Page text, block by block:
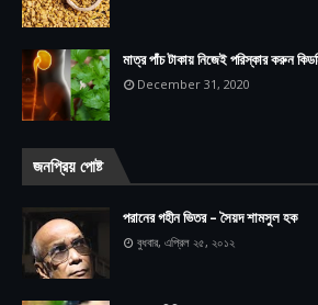
মাত্র পাঁচ টাকায় নিজেই পরিস্কার করুন
December 31, 2020
জনপ্রিয় পোষ্ট
পরানের গহীন ভিতর – সৈয়দ শামসুল হক
বুধবার, এপ্রিল ২৫, ২০১২